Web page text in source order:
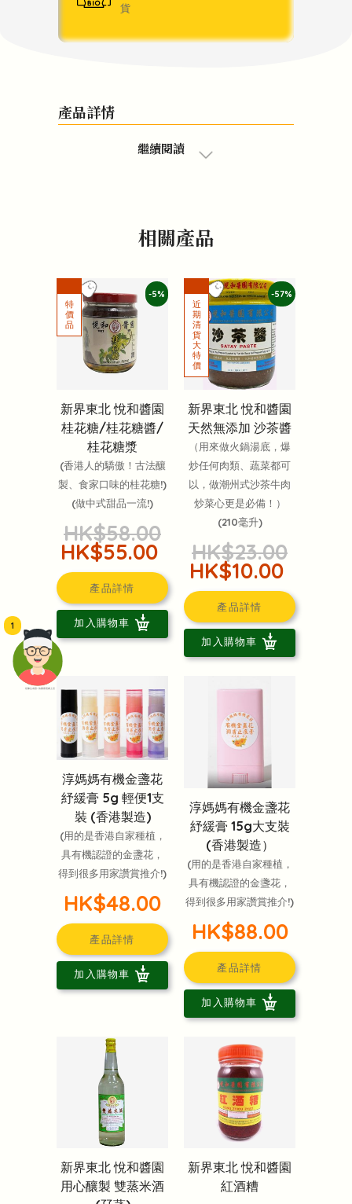
頭像生成器: 快樂家庭網上店
1
貨
產品詳情
繼續閱讀
相關產品
-5%
新界東北 悅和醬園
桂花糖/桂花糖醬/
桂花糖漿
(香港人的驕傲！古法釀
製、食家口味的桂花糖!)
(做中式甜品一流!)
HK$58.00
HK$55.00
產品詳情
加入購物車
-57%
新界東北 悅和醬園
天然無添加 沙茶醬
（用來做火鍋湯底，爆
炒任何肉類、蔬菜都可
以，做潮州式沙茶牛肉
炒菜心更是必備！）
(210毫升)
HK$23.00
HK$10.00
產品詳情
加入購物車
淳媽媽有機金盞花
紓緩膏 5g 輕便1支
裝 (香港製造)
(用的是香港自家種植，
具有機認證的金盞花，
得到很多用家讚賞推介!)
HK$48.00
產品詳情
加入購物車
淳媽媽有機金盞花
紓緩膏 15g大支裝
(香港製造）
(用的是香港自家種植，
具有機認證的金盞花，
得到很多用家讚賞推介!)
HK$88.00
產品詳情
加入購物車
新界東北 悅和醬園
用心釀製 雙蒸米酒
新界東北 悅和醬園
紅酒糟